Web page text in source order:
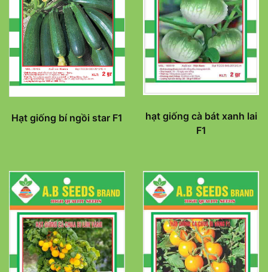
Hạt giống bí ngồi star F1
hạt giống cà bát xanh lai
F1